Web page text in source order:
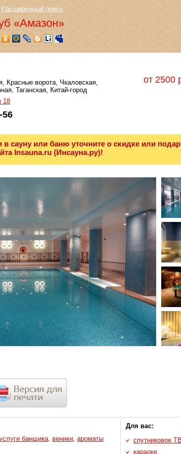
Расширенный поиск
«Амазон»
от 2500
Красные ворота, Чкаловская,
Таганская, Китай-город
18
56
сауну или баню уточните о скидке или
Insauna.ru (Инсауна.ру)!
Для вас:
спутниковое
караоке
банщика, веники, ароматы